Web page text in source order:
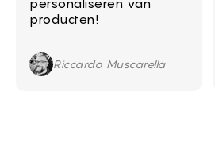
producten!
Riccardo Muscarella